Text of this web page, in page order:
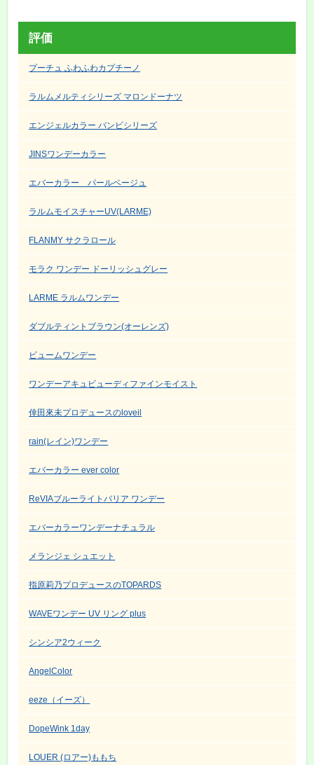
評価
プーチュ ふわふわカプチーノ
ラルムメルティシリーズ マロンドーナツ
エンジェルカラー バンビシリーズ
JINSワンデーカラー
エバーカラー パールベージュ
ラルムモイスチャーUV(LARME)
FLANMY サクラロール
モラク ワンデー ドーリッシュグレー
LARME ラルムワンデー
ダブルティントブラウン(オーレンズ)
ビュームワンデー
ワンデーアキュビューディファインモイスト
倖田來未プロデュースのloveil
rain(レイン)ワンデー
エバーカラー ever color
ReVIAブルーライトバリア ワンデー
エバーカラーワンデーナチュラル
メランジェ シュエット
指原莉乃プロデュースのTOPARDS
WAVEワンデー UV リング plus
シンシア2ウィーク
AngelColor
eeze（イーズ）
DopeWink 1day
LOUER (ロアー)ももち